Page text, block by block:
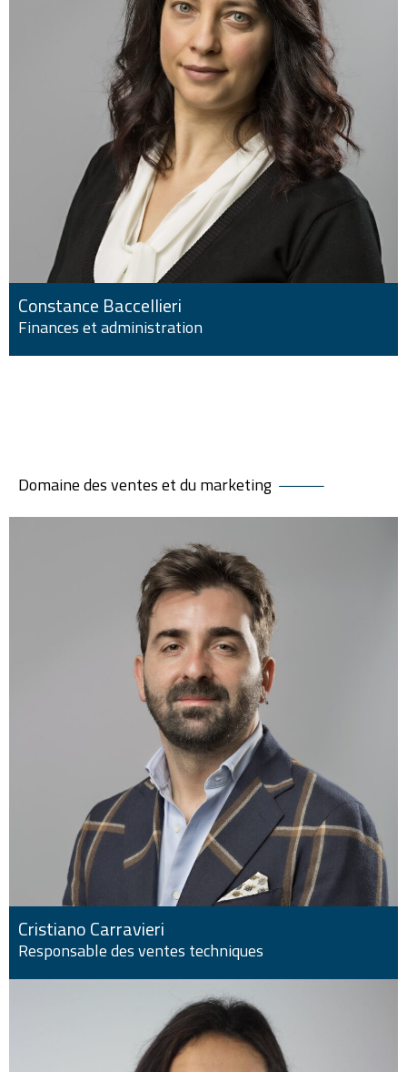
Constance Baccellieri
Finances et administration
Domaine des ventes et du marketing
Cristiano Carravieri
Responsable des ventes techniques